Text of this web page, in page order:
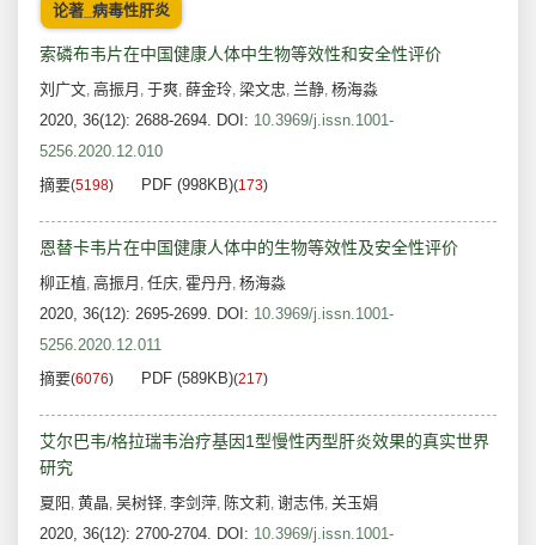
论著_病毒性肝炎
索磷布韦片在中国健康人体中生物等效性和安全性评价
刘广文, 高振月 , 于爽, 薛金玲, 梁文忠, 兰静, 杨海淼
2020, 36(12): 2688-2694. DOI: 10.3969/j.issn.1001-
5256.2020.12.010
摘要(5198) PDF (998KB)(173)
恩替卡韦片在中国健康人体中的生物等效性及安全性评价
柳正植, 高振月 , 任庆, 霍丹丹, 杨海淼
2020, 36(12): 2695-2699. DOI: 10.3969/j.issn.1001-
5256.2020.12.011
摘要(6076) PDF (589KB)(217)
艾尔巴韦/格拉瑞韦治疗基因1型慢性丙型肝炎效果的真实世界
研究
夏阳 , 黄晶, 吴树铎, 李剑萍, 陈文莉, 谢志伟, 关玉娟
2020, 36(12): 2700-2704. DOI: 10.3969/j.issn.1001-